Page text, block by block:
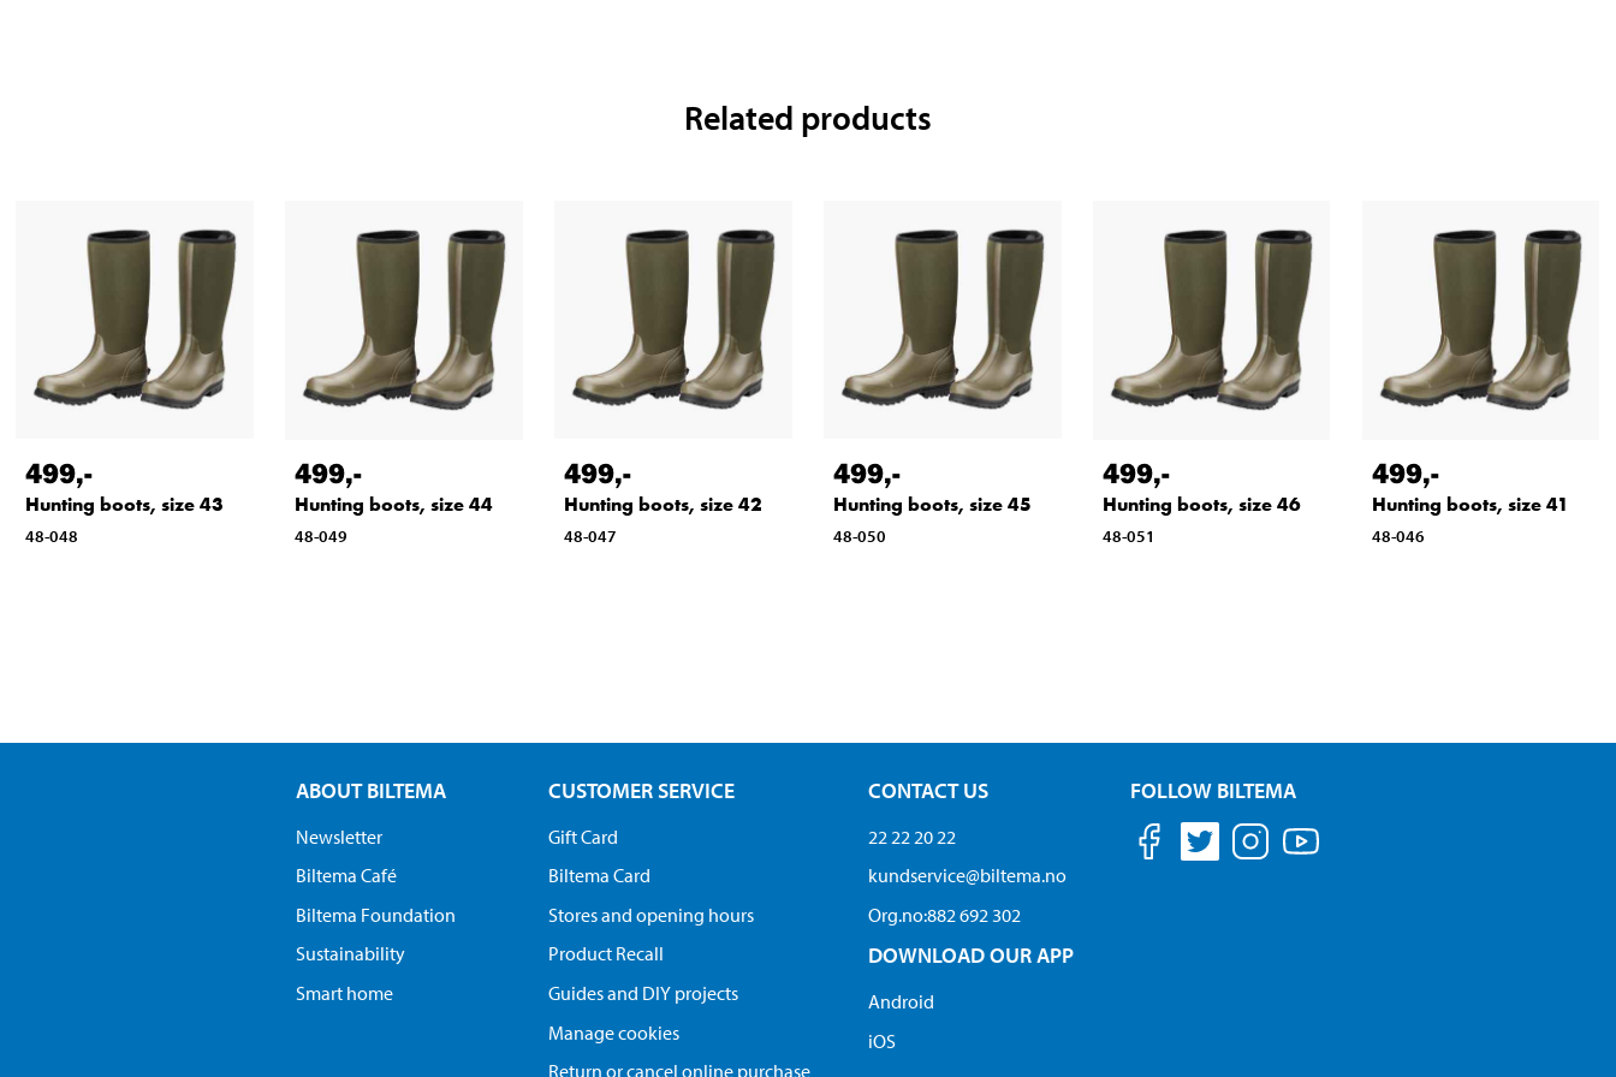
Related products
499,-
Hunting boots, size 43
48-048
499,-
Hunting boots, size 44
48-049
499,-
Hunting boots, size 42
48-047
499,-
Hunting boots, size 45
48-050
499,-
Hunting boots, size 46
48-051
499,-
Hunting boots, size 41
48-046
ABOUT BILTEMA
Newsletter
Biltema Café
Biltema Foundation
Sustainability
Smart home
CUSTOMER SERVICE
Gift Card
Biltema Card
Stores and opening hours
Product Recall
Guides and DIY projects
Manage cookies
Return or cancel online purchase
CONTACT US
22 22 20 22
kundservice@biltema.no
Org.no:882 692 302
DOWNLOAD OUR APP
Android
iOS
FOLLOW BILTEMA